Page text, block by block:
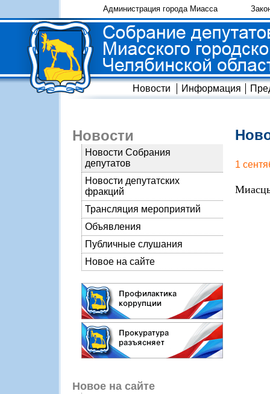
Администрация города Миасса
Новости Информация
Новости
Новости Собрания
депутатов
Новости депутатских
фракций
Трансляция мероприятий
Объявления
Публичные слушания
Новое на сайте
Новое на сайте
1